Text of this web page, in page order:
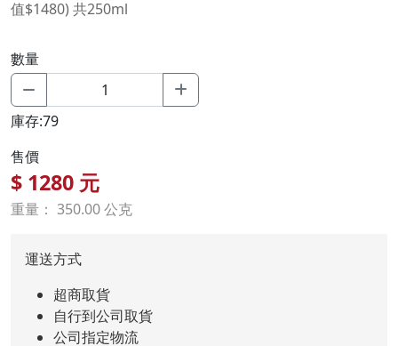
值$1480) 共250ml
數量
庫存:79
售價
$ 1280 元
重量： 350.00 公克
運送方式
超商取貨
自行到公司取貨
公司指定物流